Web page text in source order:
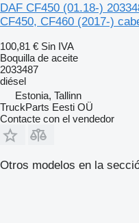
DAF CF450 (01.18-)
CF450, CF460 (2017-)
100,81 € Sin IVA
Boquilla de aceite
2033487
diésel
Estonia, Tallinn
TruckParts Eesti OÜ
Contacte con el vendedor
Otros modelos en la